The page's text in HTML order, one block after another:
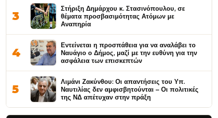
3
Στήριξη Δημάρχου κ. Στασινόπουλου, σε
θέματα προσβασιμότητας Ατόμων με
Αναπηρία
4
Εντείνεται η προσπάθεια για να αναλάβει το
Ναυάγιο ο Δήμος, μαζί με την ευθύνη για την
ασφάλεια των επισκεπτών
5
Λιμάνι Ζακύνθου: Οι απαντήσεις του Υπ.
Ναυτιλίας δεν αμφισβητούνται – Οι πολιτικές
της ΝΔ απέτυχαν στην πράξη